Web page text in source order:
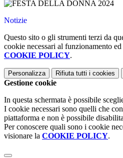
Notizie
Questo sito o gli strumenti terzi da
cookie necessari al funzionamento
COOKIE POLICY.
Personalizza Rifiuta tutti i cookies
Gestione cookie
In questa schermata è possibile
I cookie necessari sono quelli che
piattaforma e non è possibile
Per conoscere quali sono i cookie
visionare la COOKIE POLICY.